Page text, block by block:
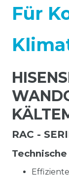
Für
RAC -